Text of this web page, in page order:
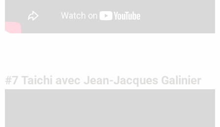
#7 Taichi avec Jean-Jacques Galinier